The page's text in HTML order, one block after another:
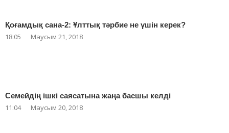
Қоғамдық сана-2: Ұлттық тәрбие не үшін керек?
18:05 Маусым 21, 2018
Семейдің ішкі саясатына жаңа басшы келді
11:04 Маусым 20, 2018